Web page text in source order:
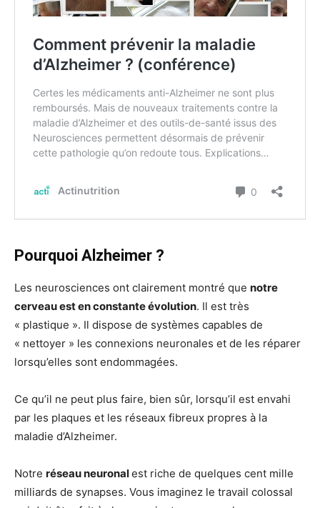
Pourquoi Alzheimer ?
Les neurosciences ont clairement montré que notre
cerveau est en constante évolution. Il est très
« plastique ». Il dispose de systèmes capables de
« nettoyer » les connexions neuronales et de les réparer
lorsqu’elles sont endommagées.
Ce qu’il ne peut plus faire, bien sûr, lorsqu’il est envahi
par les plaques et les réseaux fibreux propres à la
maladie d’Alzheimer.
Notre réseau neuronalest riche de quelques cent mille
milliards de synapses. Vous imaginez le travail colossal